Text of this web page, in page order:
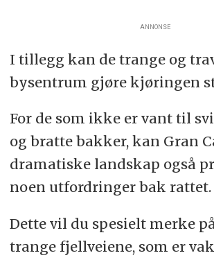
ANNONSE
I tillegg kan de trange og
bysentrum gjøre kjøringen
For de som ikke er vant til
og bratte bakker, kan Gran
dramatiske landskap også
noen utfordringer bak rattet.
Dette vil du spesielt merke
trange fjellveiene, som er